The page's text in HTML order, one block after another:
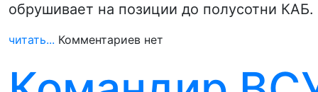
обрушивает на позиции до полусотни
читать... Комментариев нет